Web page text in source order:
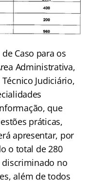
Caso para os
Administrativa,
Judiciário,
que
práticas,
apresentar, por
o total de 280
discriminado no
além de todos